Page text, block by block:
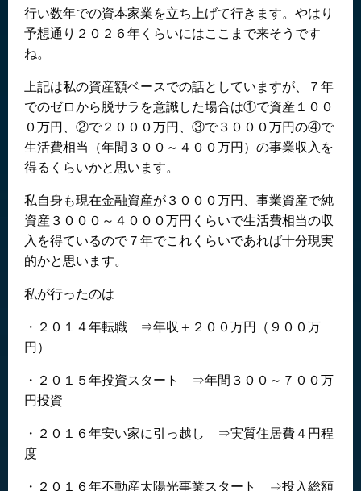
行い数年での資本家業を立ち上げて行きます。やはり
予想通り２０２６年くらいにはここまで来そうです
ね。
上記は私の資産額ベースでの話としていますが、７年
でのゼロから脱サラを意識した場合は①で資産１００
０万円、②で２０００万円、③で３０００万円の④で
生活費相当（年間３００～４００万円）の事業収入を
得るくらいかと思います。
私自身も現在金融資産が３０００万円、事業資産で純
資産３０００～４０００万円くらいで生活費相当の収
入を得ているので７年でこれくらいであれば十分現実
的かと思います。
私が行ったのは
・２０１４年転職 ⇒年収＋２００万円（９００万
円）
・２０１５年投資スタート ⇒年間３００～７００万
円投資
・２０１６年安い家に引っ越し ⇒実質住居費４円程
度
・２０１６年不動産太陽光事業スタート ⇒投入総額